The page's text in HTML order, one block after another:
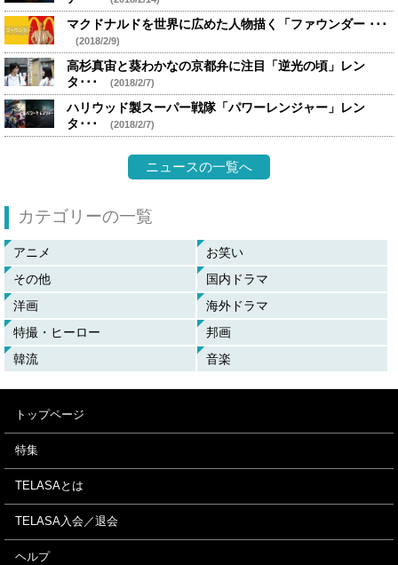
マクドナルドを世界に広めた人物描く「ファウンダー ･･･
(2018/2/9)
高杉真宙と葵わかなの京都弁に注目「逆光の頃」レン
タ･･･
(2018/2/7)
ハリウッド製スーパー戦隊「パワーレンジャー」レン
タ･･･
(2018/2/7)
ニュースの一覧へ
カテゴリーの一覧
アニメ
お笑い
その他
国内ドラマ
洋画
海外ドラマ
特撮・ヒーロー
邦画
韓流
音楽
トップページ
特集
TELASAとは
TELASA入会／退会
ヘルプ